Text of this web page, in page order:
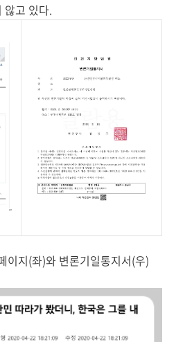
않고 있다.
이지(좌)와 변론기일통지서(우)